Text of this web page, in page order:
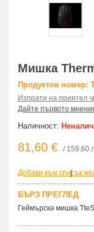
Мишка
Продуктов номер:
Изпрати на приятел
Дайте първото
Наличност:
81,60 € / 159,60
Добави към списък
|
БЪРЗ ПРЕГЛЕД
Геймърска мишка